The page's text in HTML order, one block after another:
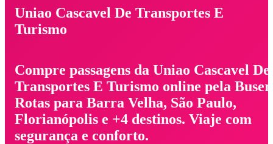
Uniao Cascavel De Transportes E
Turismo
Compre passagens da Uniao Cascavel De
Transportes E Turismo online pela Buser.
Rotas para Barra Velha, São Paulo,
Florianópolis e +4 destinos. Viaje com
segurança e conforto.